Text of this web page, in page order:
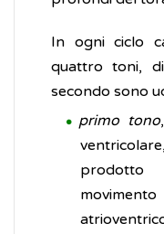
In ogni ciclo
quattro toni,
secondo sono
primo tono